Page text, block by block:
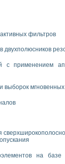
комплексов»
по
практикума
фильтров
двухполюсников
применением
выборок
на базе